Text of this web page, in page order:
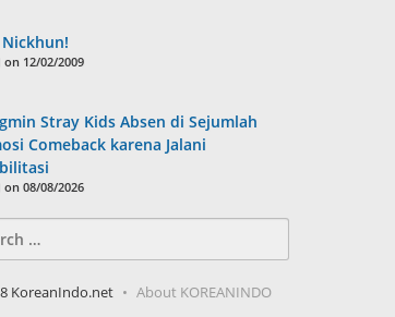
on 12/02/2009
Stray Kids Absen di Sejumlah
Comeback karena Jalani
on 08/08/2026
KoreanIndo.net About KOREANINDO